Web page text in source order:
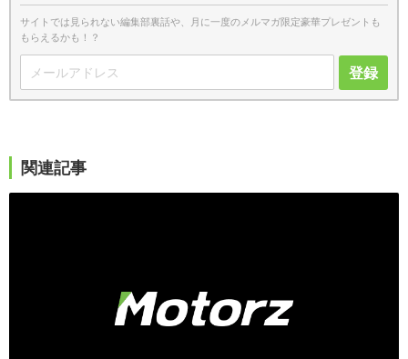
サイトでは見られない編集部裏話や、月に一度のメルマガ限定豪華プレゼントも
もらえるかも！？
登録
関連記事